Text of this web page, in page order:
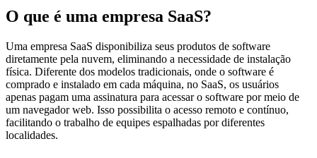
O que é uma empresa SaaS?
Uma empresa SaaS disponibiliza seus produtos de software
diretamente pela nuvem, eliminando a necessidade de instalação
física. Diferente dos modelos tradicionais, onde o software é
comprado e instalado em cada máquina, no SaaS, os usuários
apenas pagam uma assinatura para acessar o software por meio de
um navegador web. Isso possibilita o acesso remoto e contínuo,
facilitando o trabalho de equipes espalhadas por diferentes
localidades.